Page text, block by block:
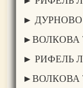
► ДУРНОВО
►ВОЛКОВА
► РИФЕЛЬ
►ВОЛКОВА